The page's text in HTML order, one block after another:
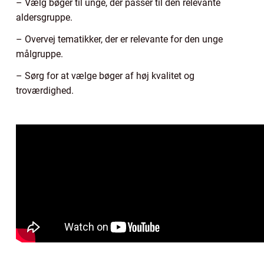
– Vælg bøger til unge, der passer til den relevante
aldersgruppe.
– Overvej tematikker, der er relevante for den unge
målgruppe.
– Sørg for at vælge bøger af høj kvalitet og
troværdighed.